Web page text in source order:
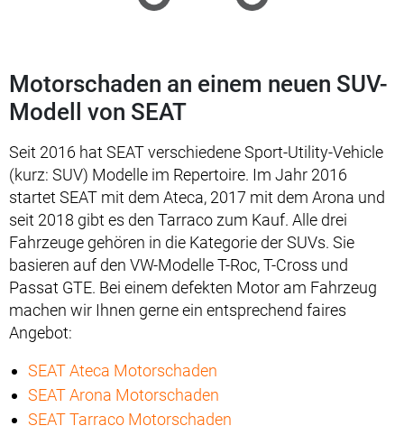
Motorschaden an einem neuen SUV-
Modell von SEAT
Seit 2016 hat SEAT verschiedene Sport-Utility-Vehicle
(kurz: SUV) Modelle im Repertoire. Im Jahr 2016
startet SEAT mit dem Ateca, 2017 mit dem Arona und
seit 2018 gibt es den Tarraco zum Kauf. Alle drei
Fahrzeuge gehören in die Kategorie der SUVs. Sie
basieren auf den VW-Modelle T-Roc, T-Cross und
Passat GTE. Bei einem defekten Motor am Fahrzeug
machen wir Ihnen gerne ein entsprechend faires
Angebot:
SEAT Ateca Motorschaden
SEAT Arona Motorschaden
SEAT Tarraco Motorschaden